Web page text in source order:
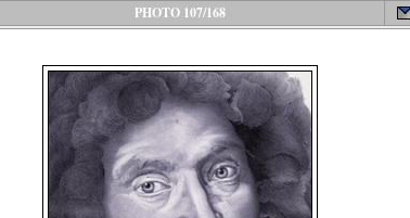
PHOTO 107/168